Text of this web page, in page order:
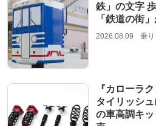
鉄」の文字
「鉄道の街
2026.08.09 乗
『カローラ
タイリッシ
の車高調キ